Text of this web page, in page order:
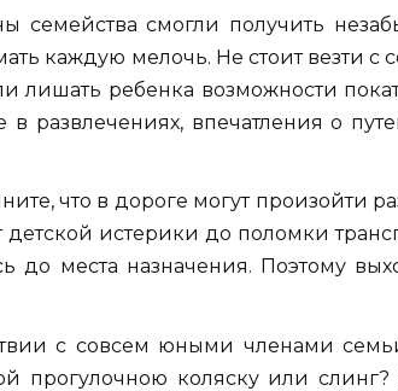
семейства смогли получить
каждую мелочь. Не стоит везти с
лишать ребенка возможности
в развлечениях, впечатления о
что в дороге могут произойти
детской истерики до поломки
до места назначения. Поэтому
с совсем юными членами
прогулочною коляску или